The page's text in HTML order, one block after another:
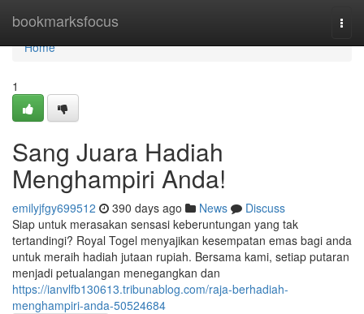
bookmarksfocus
Home
Home
1
Sang Juara Hadiah
Menghampiri Anda!
emilyjfgy699512 390 days ago News
Discuss
Siap untuk merasakan sensasi keberuntungan yang tak
tertandingi? Royal Togel menyajikan kesempatan emas bagi anda
untuk meraih hadiah jutaan rupiah. Bersama kami, setiap putaran
menjadi petualangan menegangkan dan
https://ianvlfb130613.tribunablog.com/raja-berhadiah-
menghampiri-anda-50524684